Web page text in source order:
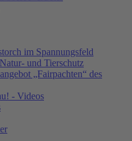
im Spannungsfeld
und Tierschutz
„Fairpachten“ des
- Videos